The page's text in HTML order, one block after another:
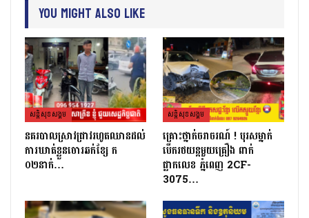
You Might Also Like
សន្តិសុខសង្គម
នគរបាលស្រាវជ្រាវរហូតឈានដល់
ការឃាត់ខ្លួនចោរឆក់ខ្សែ ក
០២នាក់…
សន្តិសុខសង្គម
គ្រោះថ្នាក់ចរាចរណ៍ ! បុរសម្នាក់
បេីករថយន្តមួយគ្រឿង ពាក់
ផ្លាកលេខ ភ្នំពេញ 2CF-
3075…